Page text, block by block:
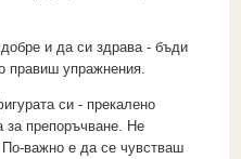
и да си здрава - бъди
правиш упражнения.
си - прекалено
за препоръчване. Не
важно е да се чувстваш